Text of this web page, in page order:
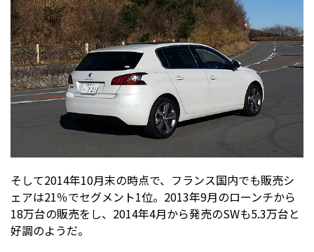
そして2014年10月末の時点で、フランス国内でも販売シ
ェアは21％でセグメント1位。2013年9月のローンチから
18万台の販売をし、2014年4月から発売のSWも5.3万台と
好調のようだ。